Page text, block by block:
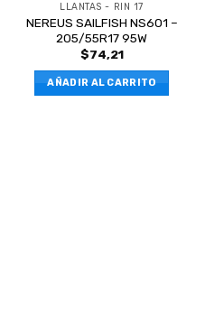
LLANTAS - RIN 17
NEREUS SAILFISH NS601 –
205/55R17 95W
$74,21
AÑADIR AL CARRITO